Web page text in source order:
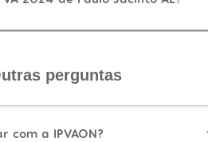
perguntas
com a IPVAON?